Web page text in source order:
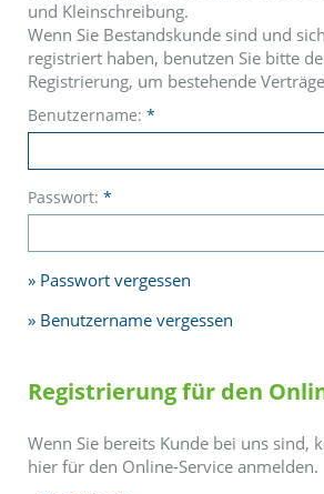
und Kleinschreibung.
Wenn Sie Bestandskunde sind und
registriert haben, benutzen Sie bitte
Registrierung, um bestehende
Benutzername: *
Passwort: *
Passwort vergessen
Benutzername vergessen
Registrierung für den
Wenn Sie bereits Kunde bei uns sind,
hier für den Online-Service anmelden.